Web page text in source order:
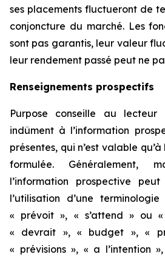
ses placements fluctueront de
conjoncture du marché. Les
sont pas garantis, leur valeur
leur rendement passé peut ne
Renseignements prospectifs
Purpose conseille au
indûment à l’information
présentes, qui n’est valable
formulée. Généralement,
l’information prospective
l’utilisation d’une
« prévoit », « s’attend » ou
« devrait », « budget », «
« prévisions », « a l’intention